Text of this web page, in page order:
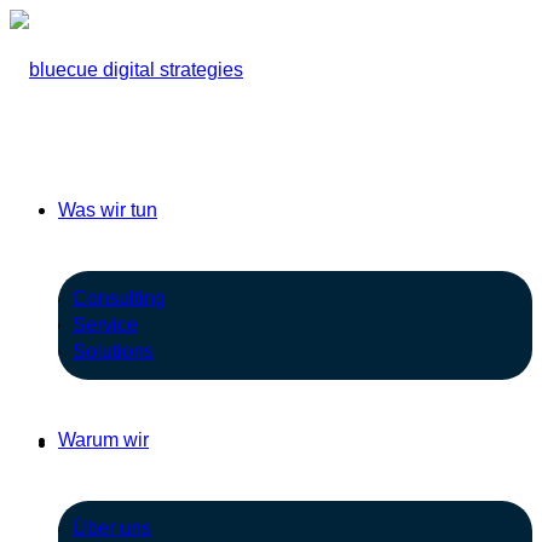
Was wir tun
Consulting
Service
Solutions
Warum wir
Über uns